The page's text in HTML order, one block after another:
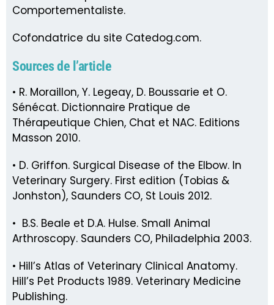
Comportementaliste.
Cofondatrice du site Catedog.com.
Sources de l’article
• R. Moraillon, Y. Legeay, D. Boussarie et O.
Sénécat. Dictionnaire Pratique de
Thérapeutique Chien, Chat et NAC. Editions
Masson 2010.
• D. Griffon. Surgical Disease of the Elbow. In
Veterinary Surgery. First edition (Tobias &
Jonhston), Saunders CO, St Louis 2012.
• B.S. Beale et D.A. Hulse. Small Animal
Arthroscopy. Saunders CO, Philadelphia 2003.
• Hill’s Atlas of Veterinary Clinical Anatomy.
Hill’s Pet Products 1989. Veterinary Medicine
Publishing.